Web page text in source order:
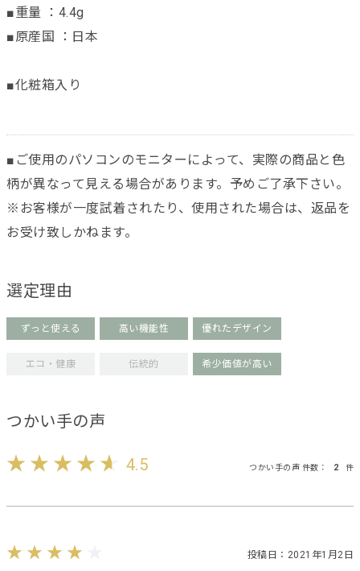
■重量 ：4.4g
■原産国 ：日本
■化粧箱入り
■ご使用のパソコンのモニターによって、実際の商品と色
柄が異なって見える場合があります。予めご了承下さい。
※お客様が一度試着されたり、使用された場合は、返品を
お受け致しかねます。
選定理由
ずっと使える 高い機能性 優れたデザイン
エコ・健康 伝統的 希少価値が高い
つかい手の声
4.5 つかい手の声 件数： 2 件
投稿日：2021年1月2日